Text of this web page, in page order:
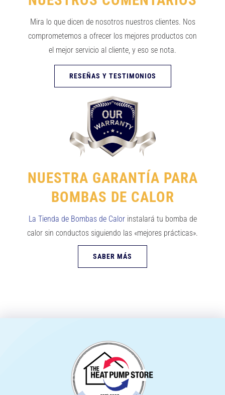
Mira lo que dicen de nosotros nuestros clientes. Nos
comprometemos a ofrecer los mejores productos con
el mejor servicio al cliente, y eso se nota.
RESEÑAS Y TESTIMONIOS
NUESTRA GARANTÍA PARA
BOMBAS DE CALOR
La Tienda de Bombas de Calorinstalará tu bomba de
calor sin conductos siguiendo las «mejores prácticas».
SABER MÁS